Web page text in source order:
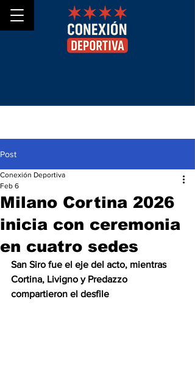
Post
Milano Cortina 2026
inicia con ceremonia
en cuatro sedes
Conexión Deportiva
Feb 6
San Siro fue el eje del acto, mientras
Cortina, Livigno y Predazzo
compartieron el desfile